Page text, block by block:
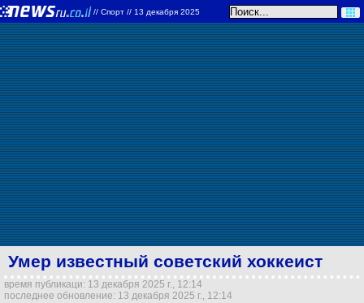
// Спорт // 13 декабря 2025
Умер известный советский хоккеист
время публикаци: 13 декабря 2025 г., 12:14
последнее обновление: 13 декабря 2025 г., 12:14